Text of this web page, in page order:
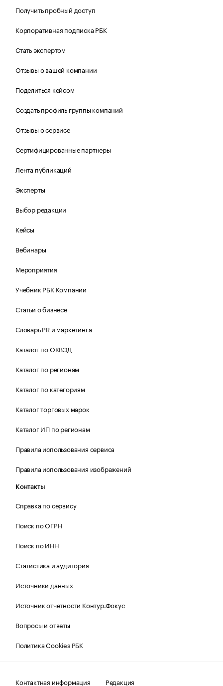
Получить пробный доступ
Корпоративная подписка РБК
Стать экспертом
Отзывы о вашей компании
Поделиться кейсом
Создать профиль группы компаний
Отзывы о сервисе
Сертифицированные партнеры
Лента публикаций
Эксперты
Выбор редакции
Кейсы
Вебинары
Мероприятия
Учебник РБК Компании
Статьи о бизнесе
Словарь PR и маркетинга
Каталог по ОКВЭД
Каталог по регионам
Каталог по категориям
Каталог торговых марок
Каталог ИП по регионам
Правила использования сервиса
Правила использования изображений
Контакты
Справка по сервису
Поиск по ОГРН
Поиск по ИНН
Статистика и аудитория
Источники данных
Источник отчетности Контур.Фокус
Вопросы и ответы
Политика Cookies РБК
Контактная информация Редакция